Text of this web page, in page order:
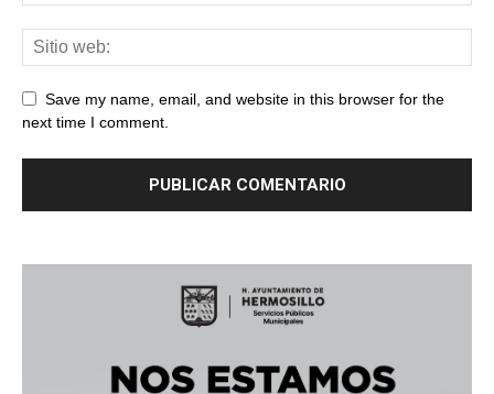
Save my name, email, and website in this browser for the
next time I comment.